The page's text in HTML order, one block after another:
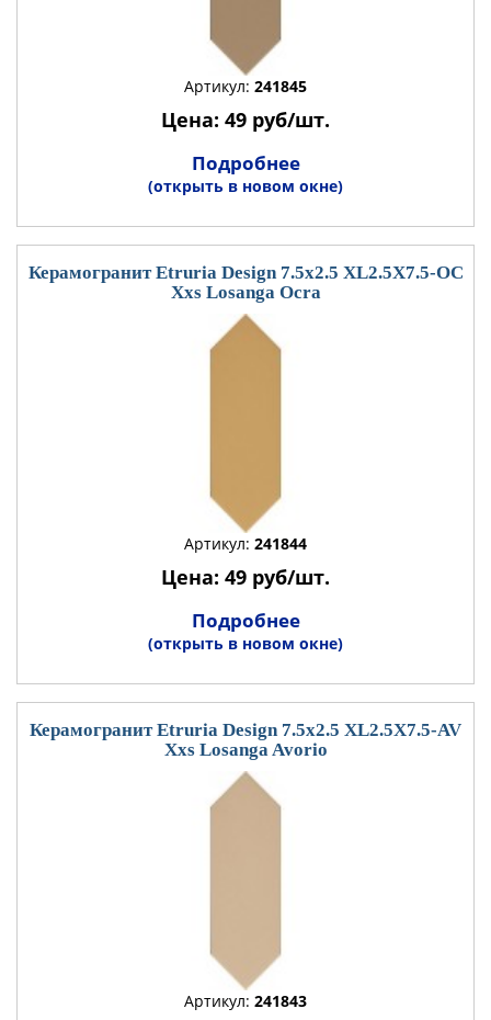
Артикул: 241845
Цена: 49 руб/шт.
Подробнее
(открыть в новом окне)
Керамогранит Etruria Design 7.5x2.5 XL2.5X7.5-OC
Xxs Losanga Ocra
Артикул: 241844
Цена: 49 руб/шт.
Подробнее
(открыть в новом окне)
Керамогранит Etruria Design 7.5x2.5 XL2.5X7.5-AV
Xxs Losanga Avorio
Артикул: 241843